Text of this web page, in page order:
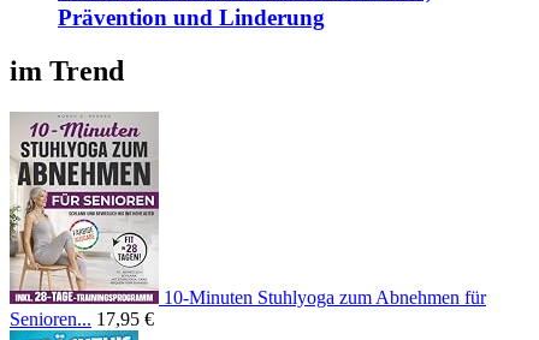
Prävention und Linderung
im Trend
10-Minuten Stuhlyoga zum Abnehmen für
Senioren... 17,95 €